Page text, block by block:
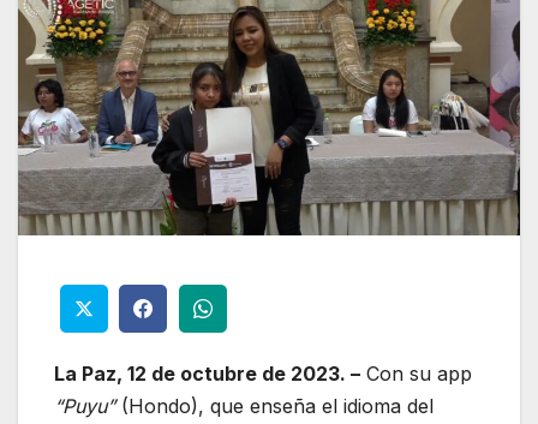
La Paz, 12 de octubre de 2023. – Con su app
“Puyu”(Hondo), que enseña el idioma del